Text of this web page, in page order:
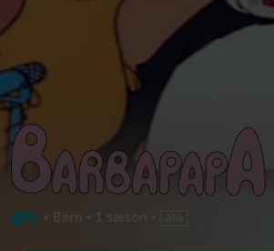
• Børn • 1 sæson